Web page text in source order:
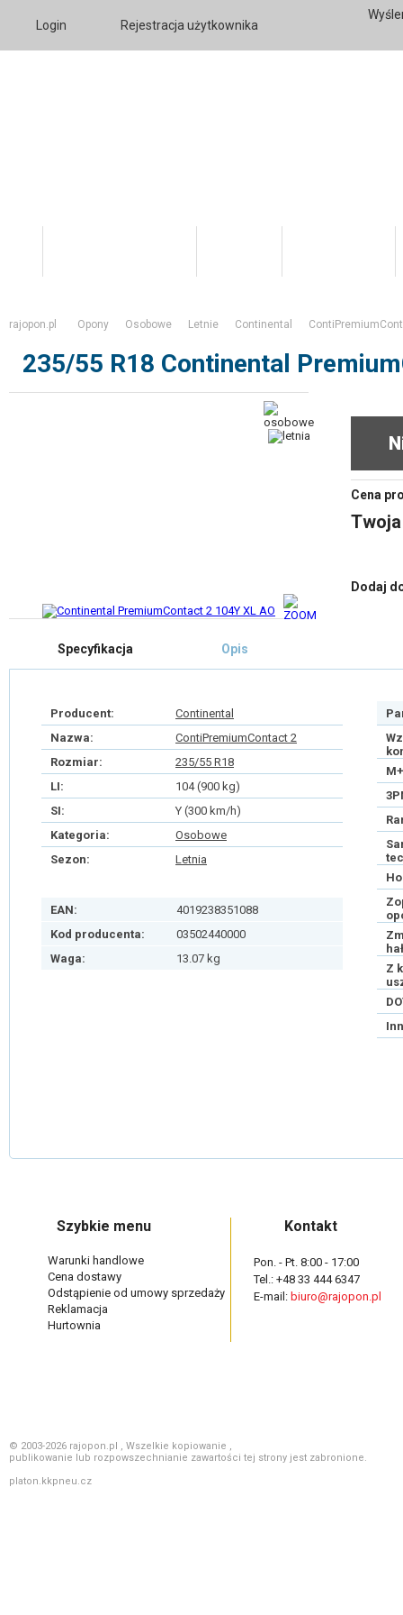
Login Rejestracja użytkownika
rajopon.pl Opony Osobowe Letnie Continental
235/55 R18 Continental
Cena
Dodaj
Specyfikacja Opis
Producent:
Continental
Nazwa:
ContiPremiumContact 2
Rozmiar:
235/55 R18
LI:
104 (900 kg)
SI:
Y (300 km/h)
Kategoria:
Osobowe
Sezon:
Letnia
EAN:
4019238351088
Kod producenta:
03502440000
Waga:
13.07 kg
Z
Szybkie menu
Warunki handlowe
Cena dostawy
Odstąpienie od umowy sprzedaży
Reklamacja
Hurtownia
Kontakt
Pon. - Pt. 8:00 - 17:00
Tel.: +48 33 444 6347
E-mail: biuro@rajopon.pl
© 2003-2026 rajopon.pl , Wszelkie kopiowanie ,
publikowanie lub rozpowszechnianie zawartości tej strony jest zabronione.
platon.kkpneu.cz